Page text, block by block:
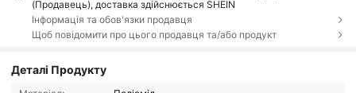
(Продавець), доставка здійснюється SHEIN
Інформація та обов'язки продавця
Щоб повідомити про цього продавця та/або продукт
Деталі Продукту